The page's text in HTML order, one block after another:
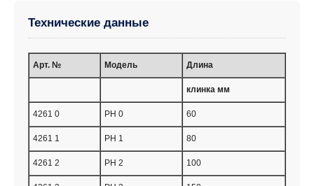
Технические данные
Арт. № Модель Длина
клинка мм
4261 0 PH 0 60
4261 1 PH 1 80
4261 2 PH 2 100